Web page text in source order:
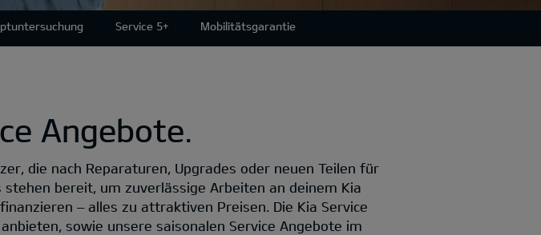
Service 5+ Mobilitätsgarantie
Angebote.
die nach Reparaturen, Upgrades oder neuen Teilen für
bereit, um zuverlässige Arbeiten an deinem Kia
– alles zu attraktiven Preisen. Die Kia Service
sowie unsere saisonalen Service Angebote im